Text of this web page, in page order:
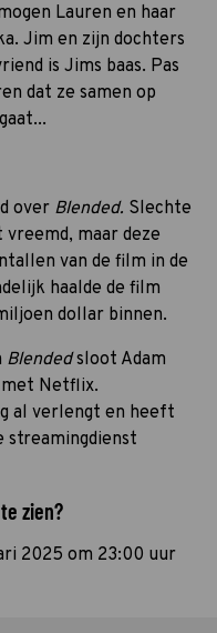
Lauren en haar
Jim en zijn dochters
is Jims baas. Pas
dat ze samen op
over Blended. Slechte
maar deze
van de film in de
haalde de film
dollar binnen.
Blendedsloot Adam
met Netflix.
al verlengt en heeft
streamingdienst
zien?
2025 om 23:00 uur